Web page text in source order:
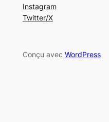
Instagram
Twitter/X
Conçu avec WordPress